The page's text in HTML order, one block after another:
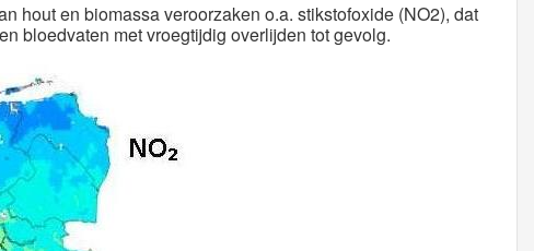
hout en biomassa veroorzaken o.a. stikstofoxide (NO2), dat
bloedvaten met vroegtijdig overlijden tot gevolg.